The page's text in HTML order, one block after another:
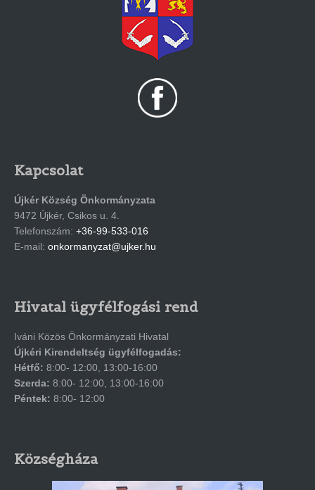
Kapcsolat
Újkér Község Önkormányzata
9472 Újkér, Csikos u. 4.
Telefonszám: +36-99-533-016
E-mail: onkormanyzat@ujker.hu
Hivatal ügyfélfogási rend
Iváni Közös Önkormányzati Hivatal
Újkéri Kirendeltség ügyfélfogadás:
Hétfő: 8:00- 12:00, 13:00-16:00
Szerda: 8:00- 12:00, 13:00-16:00
Péntek: 8:00- 12:00
Községháza